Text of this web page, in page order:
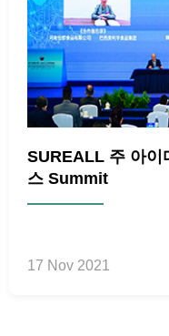
SUREALL 주 아이
스 Summit
17 Nov 2021